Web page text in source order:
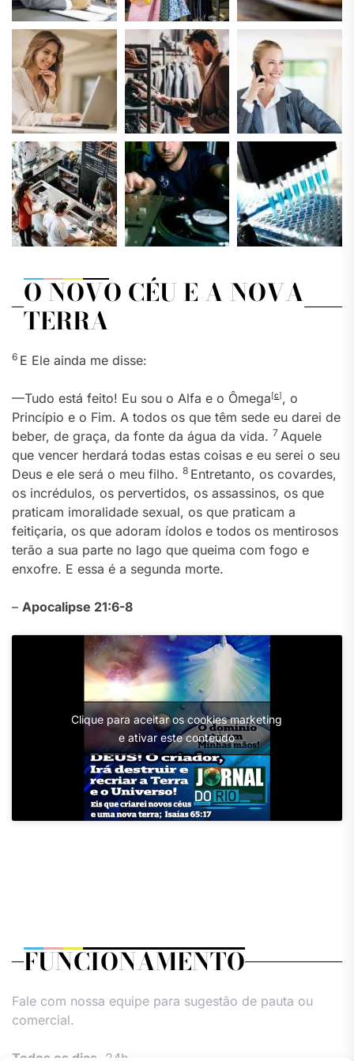
O NOVO CÉU E A NOVA
TERRA
6 E Ele ainda me disse:
—Tudo está feito! Eu sou o Alfa e o Ômega[c], o
Princípio e o Fim. A todos os que têm sede eu darei de
beber, de graça, da fonte da água da vida. 7 Aquele
que vencer herdará todas estas coisas e eu serei o seu
Deus e ele será o meu filho. 8 Entretanto, os covardes,
os incrédulos, os pervertidos, os assassinos, os que
praticam imoralidade sexual, os que praticam a
feitiçaria, os que adoram ídolos e todos os mentirosos
terão a sua parte no lago que queima com fogo e
enxofre. E essa é a segunda morte.
– Apocalipse 21:6-8
Clique para aceitar os cookies marketing
e ativar este conteúdo
FUNCIONAMENTO
Fale com nossa equipe para sugestão de pauta ou
comercial.